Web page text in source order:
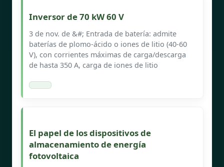
Inversor de 70 kW 60 V
3 de nov. de &#; Entrada de batería: admite
baterías de plomo-ácido o iones de litio (40-60
V), con corrientes máximas de carga/descarga
de hasta 350 A, carga de iones de litio
El papel de los dispositivos de
almacenamiento de energía
fotovoltaica